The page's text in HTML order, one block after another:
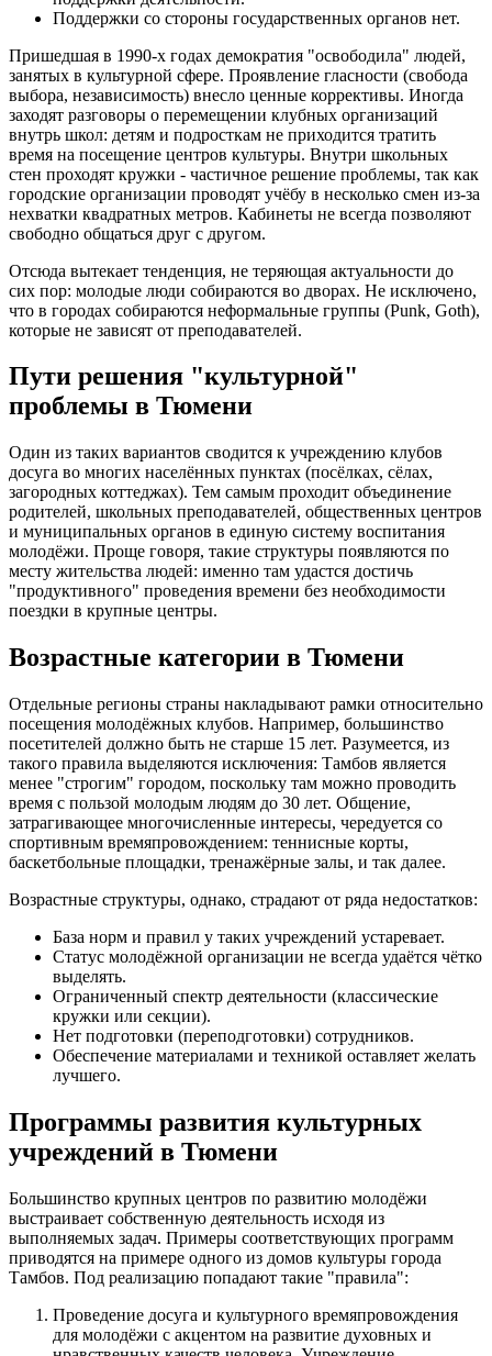
Поддержки со стороны государственных органов нет.
Пришедшая в 1990-х годах демократия "освободила" людей,
занятых в культурной сфере. Проявление гласности (свобода
выбора, независимость) внесло ценные коррективы. Иногда
заходят разговоры о перемещении клубных организаций
внутрь школ: детям и подросткам не приходится тратить
время на посещение центров культуры. Внутри школьных
стен проходят кружки - частичное решение проблемы, так как
городские организации проводят учёбу в несколько смен из-за
нехватки квадратных метров. Кабинеты не всегда позволяют
свободно общаться друг с другом.
Отсюда вытекает тенденция, не теряющая актуальности до
сих пор: молодые люди собираются во дворах. Не исключено,
что в городах собираются неформальные группы (Punk, Goth),
которые не зависят от преподавателей.
Пути решения "культурной"
проблемы в Тюмени
Один из таких вариантов сводится к учреждению клубов
досуга во многих населённых пунктах (посёлках, сёлах,
загородных коттеджах). Тем самым проходит объединение
родителей, школьных преподавателей, общественных центров
и муниципальных органов в единую систему воспитания
молодёжи. Проще говоря, такие структуры появляются по
месту жительства людей: именно там удастся достичь
"продуктивного" проведения времени без необходимости
поездки в крупные центры.
Возрастные категории в Тюмени
Отдельные регионы страны накладывают рамки относительно
посещения молодёжных клубов. Например, большинство
посетителей должно быть не старше 15 лет. Разумеется, из
такого правила выделяются исключения: Тамбов является
менее "строгим" городом, поскольку там можно проводить
время с пользой молодым людям до 30 лет. Общение,
затрагивающее многочисленные интересы, чередуется со
спортивным времяпровождением: теннисные корты,
баскетбольные площадки, тренажёрные залы, и так далее.
Возрастные структуры, однако, страдают от ряда недостатков:
База норм и правил у таких учреждений устаревает.
Статус молодёжной организации не всегда удаётся чётко
выделять.
Ограниченный спектр деятельности (классические
кружки или секции).
Нет подготовки (переподготовки) сотрудников.
Обеспечение материалами и техникой оставляет желать
лучшего.
Программы развития культурных
учреждений в Тюмени
Большинство крупных центров по развитию молодёжи
выстраивает собственную деятельность исходя из
выполняемых задач. Примеры соответствующих программ
приводятся на примере одного из домов культуры города
Тамбов. Под реализацию попадают такие "правила":
Проведение досуга и культурного времяпровождения
для молодёжи с акцентом на развитие духовных и